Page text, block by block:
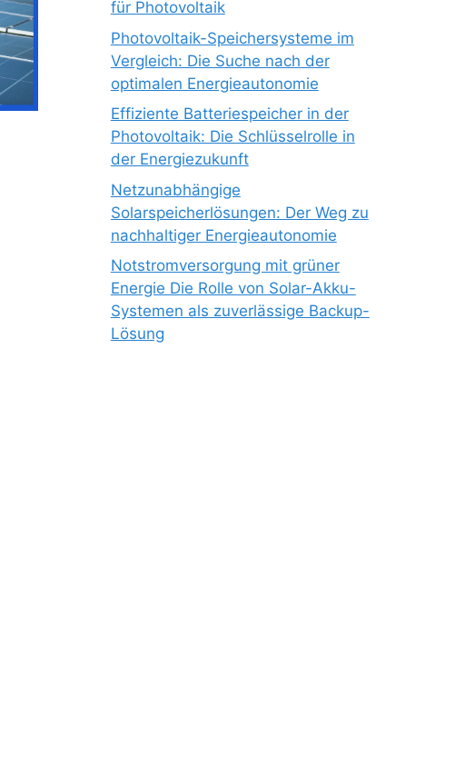
für Photovoltaik
Photovoltaik-Speichersysteme im
Vergleich: Die Suche nach der
optimalen Energieautonomie
Effiziente Batteriespeicher in der
Photovoltaik: Die Schlüsselrolle in
der Energiezukunft
Netzunabhängige
Solarspeicherlösungen: Der Weg zu
nachhaltiger Energieautonomie
Notstromversorgung mit grüner
Energie Die Rolle von Solar-Akku-
Systemen als zuverlässige Backup-
Lösung